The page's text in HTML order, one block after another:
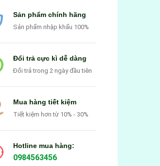
Sản phẩm chính hãng
Sản phẩm nhập khẩu 100%
Đổi trả cực kì dễ dàng
Đổi trả trong 2 ngày đầu tiên
Mua hàng tiết kiệm
Tiết kiệm hơn từ 10% - 30%
Hotline mua hàng:
0984563456